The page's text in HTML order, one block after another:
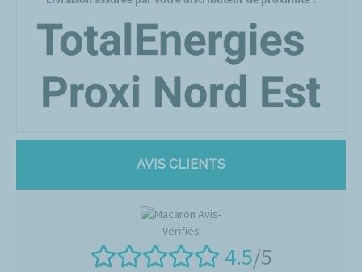
AVIS CLIENTS
4.5/5